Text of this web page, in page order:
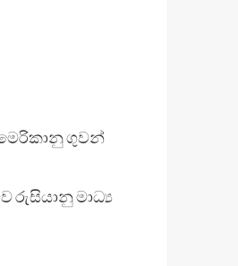
ගුවන්
රුසියානු මාධ්‍ය